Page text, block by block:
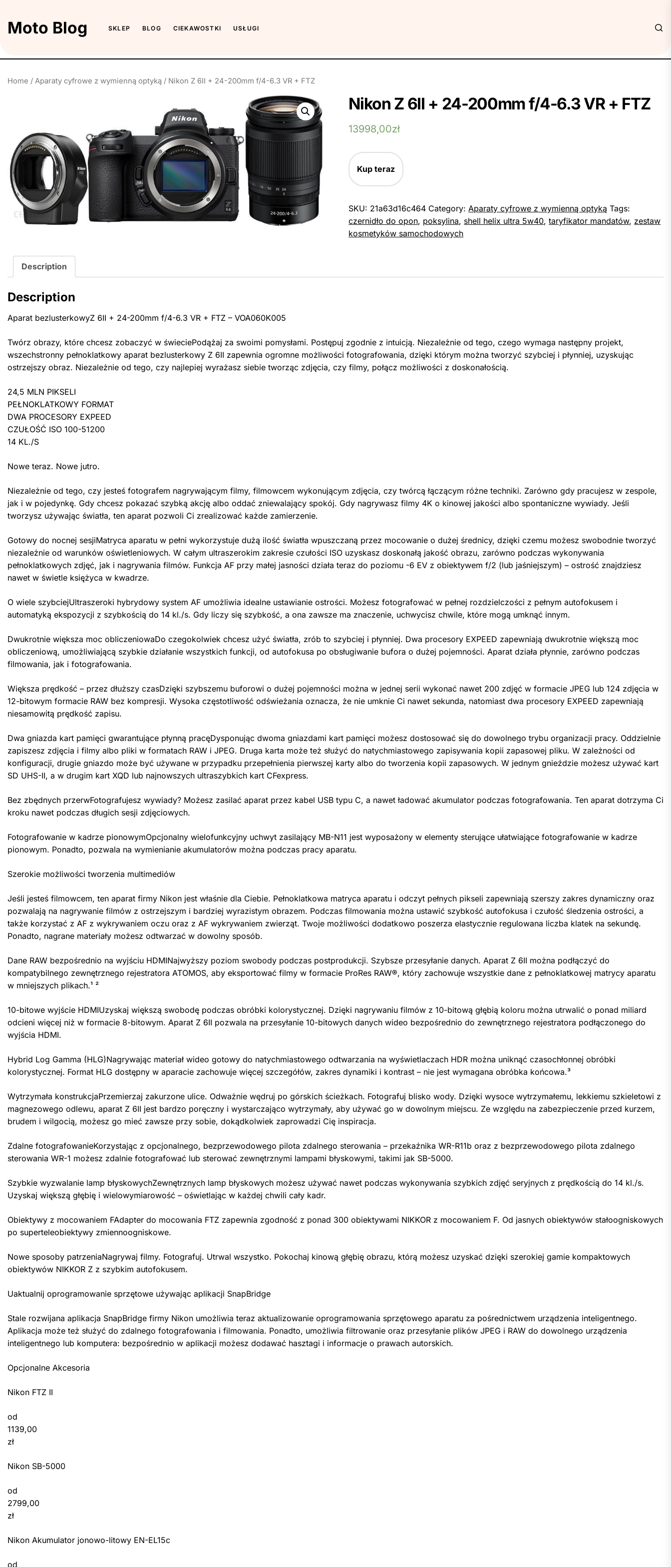
Moto Blog SKLEP BLOG CIEKAWOSTKI USŁUGI
Home / Aparaty cyfrowe z wymienną optyką / Nikon Z 6II + 24-200mm f/4-6.3 VR + FTZ
Nikon Z 6II + 24-200mm f/4-6.3 VR + FTZ
13998,00zł
Kup teraz
SKU: 21a63d16c464 Category: Aparaty cyfrowe z wymienną optyką Tags:
czernidło do opon, poksylina, shell helix ultra 5w40,taryfikator mandatów, zestaw
kosmetyków samochodowych
Description
Description
Aparat bezlusterkowyZ 6II + 24-200mm f/4-6.3 VR + FTZ – VOA060K005
Twórz obrazy, które chcesz zobaczyć w świeciePodążaj za swoimi pomysłami. Postępuj zgodnie z intuicją. Niezależnie od tego, czego wymaga następny projekt,
wszechstronny pełnoklatkowy aparat bezlusterkowy Z 6II zapewnia ogromne możliwości fotografowania, dzięki którym można tworzyć szybciej i płynniej, uzyskując
ostrzejszy obraz. Niezależnie od tego, czy najlepiej wyrażasz siebie tworząc zdjęcia, czy filmy, połącz możliwości z doskonałością.
24,5 MLN PIKSELI
PEŁNOKLATKOWY FORMAT
DWA PROCESORY EXPEED
CZUŁOŚĆ ISO 100-51200
14 KL./S
Nowe teraz. Nowe jutro.
Niezależnie od tego, czy jesteś fotografem nagrywającym filmy, filmowcem wykonującym zdjęcia, czy twórcą łączącym różne techniki. Zarówno gdy pracujesz w zespole,
jak i w pojedynkę. Gdy chcesz pokazać szybką akcję albo oddać zniewalający spokój. Gdy nagrywasz filmy 4K o kinowej jakości albo spontaniczne wywiady. Jeśli
tworzysz używając światła, ten aparat pozwoli Ci zrealizować każde zamierzenie.
Gotowy do nocnej sesjiMatryca aparatu w pełni wykorzystuje dużą ilość światła wpuszczaną przez mocowanie o dużej średnicy, dzięki czemu możesz swobodnie tworzyć
niezależnie od warunków oświetleniowych. W całym ultraszerokim zakresie czułości ISO uzyskasz doskonałą jakość obrazu, zarówno podczas wykonywania
pełnoklatkowych zdjęć, jak i nagrywania filmów. Funkcja AF przy małej jasności działa teraz do poziomu -6 EV z obiektywem f/2 (lub jaśniejszym) – ostrość znajdziesz
nawet w świetle księżyca w kwadrze.
O wiele szybciejUltraszeroki hybrydowy system AF umożliwia idealne ustawianie ostrości. Możesz fotografować w pełnej rozdzielczości z pełnym autofokusem i
automatyką ekspozycji z szybkością do 14 kl./s. Gdy liczy się szybkość, a ona zawsze ma znaczenie, uchwycisz chwile, które mogą umknąć innym.
Dwukrotnie większa moc obliczeniowaDo czegokolwiek chcesz użyć światła, zrób to szybciej i płynniej. Dwa procesory EXPEED zapewniają dwukrotnie większą moc
obliczeniową, umożliwiającą szybkie działanie wszystkich funkcji, od autofokusa po obsługiwanie bufora o dużej pojemności. Aparat działa płynnie, zarówno podczas
filmowania, jak i fotografowania.
Większa prędkość – przez dłuższy czasDzięki szybszemu buforowi o dużej pojemności można w jednej serii wykonać nawet 200 zdjęć w formacie JPEG lub 124 zdjęcia w
12-bitowym formacie RAW bez kompresji. Wysoka częstotliwość odświeżania oznacza, że nie umknie Ci nawet sekunda, natomiast dwa procesory EXPEED zapewniają
niesamowitą prędkość zapisu.
Dwa gniazda kart pamięci gwarantujące płynną pracęDysponując dwoma gniazdami kart pamięci możesz dostosować się do dowolnego trybu organizacji pracy. Oddzielnie
zapiszesz zdjęcia i filmy albo pliki w formatach RAW i JPEG. Druga karta może też służyć do natychmiastowego zapisywania kopii zapasowej pliku. W zależności od
konfiguracji, drugie gniazdo może być używane w przypadku przepełnienia pierwszej karty albo do tworzenia kopii zapasowych. W jednym gnieździe możesz używać kart
SD UHS-II, a w drugim kart XQD lub najnowszych ultraszybkich kart CFexpress.
Bez zbędnych przerwFotografujesz wywiady? Możesz zasilać aparat przez kabel USB typu C, a nawet ładować akumulator podczas fotografowania. Ten aparat dotrzyma Ci
kroku nawet podczas długich sesji zdjęciowych.
Fotografowanie w kadrze pionowymOpcjonalny wielofunkcyjny uchwyt zasilający MB-N11 jest wyposażony w elementy sterujące ułatwiające fotografowanie w kadrze
pionowym. Ponadto, pozwala na wymienianie akumulatorów można podczas pracy aparatu.
Szerokie możliwości tworzenia multimediów
Jeśli jesteś filmowcem, ten aparat firmy Nikon jest właśnie dla Ciebie. Pełnoklatkowa matryca aparatu i odczyt pełnych pikseli zapewniają szerszy zakres dynamiczny oraz
pozwalają na nagrywanie filmów z ostrzejszym i bardziej wyrazistym obrazem. Podczas filmowania można ustawić szybkość autofokusa i czułość śledzenia ostrości, a
także korzystać z AF z wykrywaniem oczu oraz z AF wykrywaniem zwierząt. Twoje możliwości dodatkowo poszerza elastycznie regulowana liczba klatek na sekundę.
Ponadto, nagrane materiały możesz odtwarzać w dowolny sposób.
Dane RAW bezpośrednio na wyjściu HDMINajwyższy poziom swobody podczas postprodukcji. Szybsze przesyłanie danych. Aparat Z 6II można podłączyć do
kompatybilnego zewnętrznego rejestratora ATOMOS, aby eksportować filmy w formacie ProRes RAW®, który zachowuje wszystkie dane z pełnoklatkowej matrycy aparatu
w mniejszych plikach.¹ ²
10-bitowe wyjście HDMIUzyskaj większą swobodę podczas obróbki kolorystycznej. Dzięki nagrywaniu filmów z 10-bitową głębią koloru można utrwalić o ponad miliard
odcieni więcej niż w formacie 8-bitowym. Aparat Z 6II pozwala na przesyłanie 10-bitowych danych wideo bezpośrednio do zewnętrznego rejestratora podłączonego do
wyjścia HDMI.
Hybrid Log Gamma (HLG)Nagrywając materiał wideo gotowy do natychmiastowego odtwarzania na wyświetlaczach HDR można uniknąć czasochłonnej obróbki
kolorystycznej. Format HLG dostępny w aparacie zachowuje więcej szczegółów, zakres dynamiki i kontrast – nie jest wymagana obróbka końcowa.³
Wytrzymała konstrukcjaPrzemierzaj zakurzone ulice. Odważnie wędruj po górskich ścieżkach. Fotografuj blisko wody. Dzięki wysoce wytrzymałemu, lekkiemu szkieletowi z
magnezowego odlewu, aparat Z 6II jest bardzo poręczny i wystarczająco wytrzymały, aby używać go w dowolnym miejscu. Ze względu na zabezpieczenie przed kurzem,
brudem i wilgocią, możesz go mieć zawsze przy sobie, dokądkolwiek zaprowadzi Cię inspiracja.
Zdalne fotografowanieKorzystając z opcjonalnego, bezprzewodowego pilota zdalnego sterowania – przekaźnika WR-R11b oraz z bezprzewodowego pilota zdalnego
sterowania WR-1 możesz zdalnie fotografować lub sterować zewnętrznymi lampami błyskowymi, takimi jak SB-5000.
Szybkie wyzwalanie lamp błyskowychZewnętrznych lamp błyskowych możesz używać nawet podczas wykonywania szybkich zdjęć seryjnych z prędkością do 14 kl./s.
Uzyskaj większą głębię i wielowymiarowość – oświetlając w każdej chwili cały kadr.
Obiektywy z mocowaniem FAdapter do mocowania FTZ zapewnia zgodność z ponad 300 obiektywami NIKKOR z mocowaniem F. Od jasnych obiektywów stałoogniskowych
po superteleobiektywy zmiennoogniskowe.
Nowe sposoby patrzeniaNagrywaj filmy. Fotografuj. Utrwal wszystko. Pokochaj kinową głębię obrazu, którą możesz uzyskać dzięki szerokiej gamie kompaktowych
obiektywów NIKKOR Z z szybkim autofokusem.
Uaktualnij oprogramowanie sprzętowe używając aplikacji SnapBridge
Stale rozwijana aplikacja SnapBridge firmy Nikon umożliwia teraz aktualizowanie oprogramowania sprzętowego aparatu za pośrednictwem urządzenia inteligentnego.
Aplikacja może też służyć do zdalnego fotografowania i filmowania. Ponadto, umożliwia filtrowanie oraz przesyłanie plików JPEG i RAW do dowolnego urządzenia
inteligentnego lub komputera: bezpośrednio w aplikacji możesz dodawać hasztagi i informacje o prawach autorskich.
Opcjonalne Akcesoria
Nikon FTZ II
od
1139,00
zł
Nikon SB-5000
od
2799,00
zł
Nikon Akumulator jonowo-litowy EN-EL15c
od